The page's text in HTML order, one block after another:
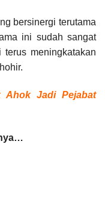
bersinergi terutama
ini sudah sangat
meningkatakan
Ahok Jadi Pejabat